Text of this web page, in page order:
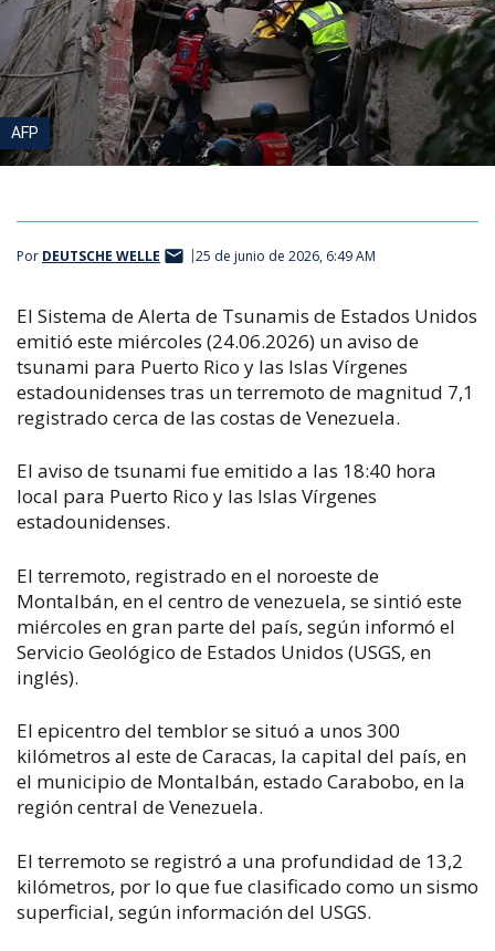
AFP
Por DEUTSCHE WELLE 25 de junio de 2026, 6:49 AM
El Sistema de Alerta de Tsunamis de Estados Unidos
emitió este miércoles (24.06.2026) un aviso de
tsunami para Puerto Rico y las Islas Vírgenes
estadounidenses tras un terremoto de magnitud 7,1
registrado cerca de las costas de Venezuela.
El aviso de tsunami fue emitido a las 18:40 hora
local para Puerto Rico y las Islas Vírgenes
estadounidenses.
El terremoto, registrado en el noroeste de
Montalbán, en el centro de venezuela, se sintió este
miércoles en gran parte del país, según informó el
Servicio Geológico de Estados Unidos (USGS, en
inglés).
El epicentro del temblor se situó a unos 300
kilómetros al este de Caracas, la capital del país, en
el municipio de Montalbán, estado Carabobo, en la
región central de Venezuela.
El terremoto se registró a una profundidad de 13,2
kilómetros, por lo que fue clasificado como un sismo
superficial, según información del USGS.